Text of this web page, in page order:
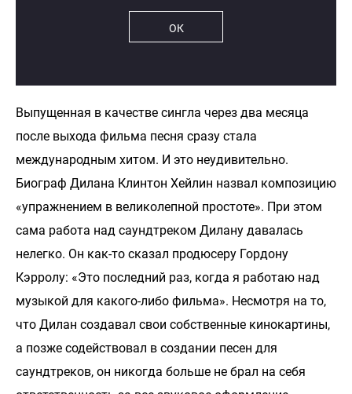
ОК
Выпущенная в качестве сингла через два месяца
после выхода фильма песня сразу стала
международным хитом. И это неудивительно.
Биограф Дилана Клинтон Хейлин назвал композицию
«упражнением в великолепной простоте». При этом
сама работа над саундтреком Дилану давалась
нелегко. Он как-то сказал продюсеру Гордону
Кэрролу: «Это последний раз, когда я работаю над
музыкой для какого-либо фильма». Несмотря на то,
что Дилан создавал свои собственные кинокартины,
а позже содействовал в создании песен для
саундтреков, он никогда больше не брал на себя